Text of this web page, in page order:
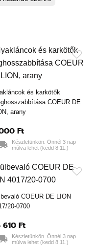
és karkötők
COEUR DE
arany
Ft
Készletünkön. Önnél 3 nap
múlva lehet (kedd 8.11.)
COEUR DE LION
20-0700
610 Ft
Készletünkön. Önnél 3 nap
múlva lehet (kedd 8.11.)